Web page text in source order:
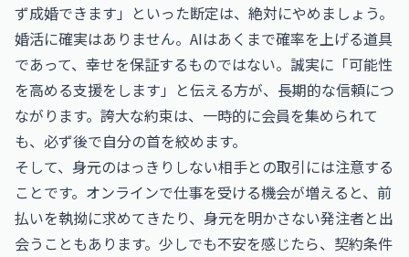
ず成婚できます」といった断定は、絶対にやめましょう。
婚活に確実はありません。AIはあくまで確率を上げる道具
であって、幸せを保証するものではない。誠実に「可能性
を高める支援をします」と伝える方が、長期的な信頼につ
ながります。誇大な約束は、一時的に会員を集められて
も、必ず後で自分の首を絞めます。
そして、身元のはっきりしない相手との取引には注意する
ことです。オンラインで仕事を受ける機会が増えると、前
払いを執拗に求めてきたり、身元を明かさない発注者と出
会うこともあります。少しでも不安を感じたら、契約条件